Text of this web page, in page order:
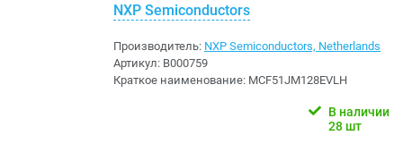
NXP Semiconductors
Производитель: NXP Semiconductors, Netherlands
Артикул: B000759
Краткое наименование: MCF51JM128EVLH
В наличии
28 шт